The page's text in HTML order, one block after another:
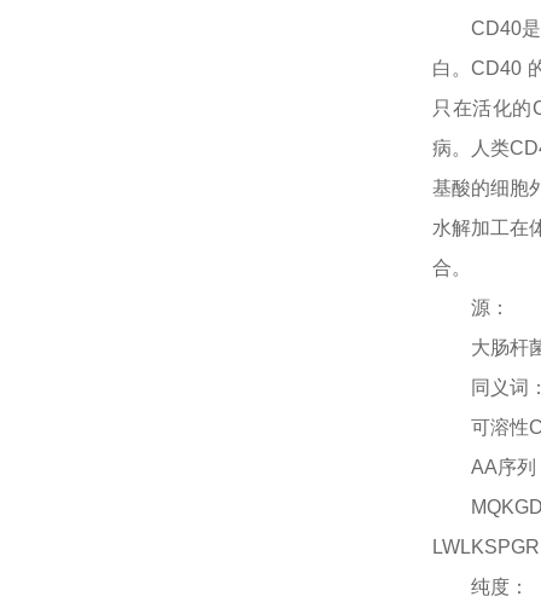
CD40
白。CD40
只在活化的
病。人类
基酸的细胞
水解加工在
合。
源：
大肠杆
同义词
可溶性
AA序列
纯度：